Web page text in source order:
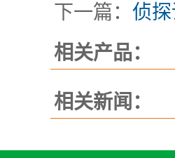
下一篇： 侦
相关产品：
相关新闻：